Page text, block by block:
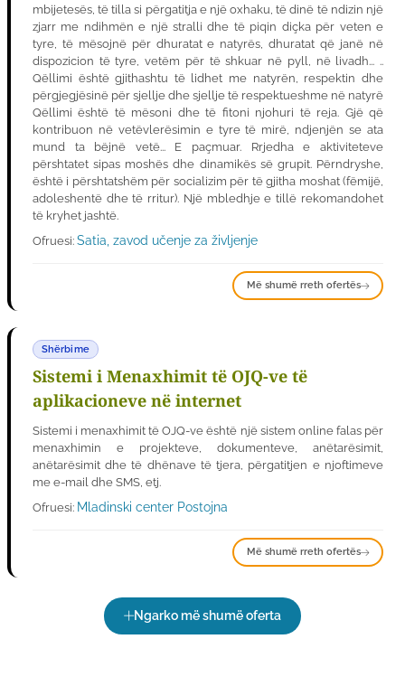
mbijetesës, të tilla si përgatitja e një oxhaku, të dinë të ndizin një
zjarr me ndihmën e një stralli dhe të piqin diçka për veten e
tyre, të mësojnë për dhuratat e natyrës, dhuratat që janë në
dispozicion të tyre, vetëm për të shkuar në pyll, në livadh... ..
Qëllimi është gjithashtu të lidhet me natyrën, respektin dhe
përgjegjësinë për sjellje dhe sjellje të respektueshme në natyrë
Qëllimi është të mësoni dhe të fitoni njohuri të reja. Gjë që
kontribuon në vetëvlerësimin e tyre të mirë, ndjenjën se ata
mund ta bëjnë vetë... E paçmuar. Rrjedha e aktiviteteve
përshtatet sipas moshës dhe dinamikës së grupit. Përndryshe,
është i përshtatshëm për socializim për të gjitha moshat (fëmijë,
adoleshentë dhe të rritur). Një mbledhje e tillë rekomandohet
të kryhet jashtë.
Ofruesi: Satia, zavod učenje za življenje
Më shumë rreth ofertës
Shërbime
Sistemi i Menaxhimit të OJQ-ve të
aplikacioneve në internet
Sistemi i menaxhimit të OJQ-ve është një sistem online falas për
menaxhimin e projekteve, dokumenteve, anëtarësimit,
anëtarësimit dhe të dhënave të tjera, përgatitjen e njoftimeve
me e-mail dhe SMS, etj.
Ofruesi: Mladinski center Postojna
Më shumë rreth ofertës
Ngarko më shumë oferta